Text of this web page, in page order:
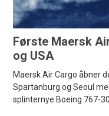
Første Maersk
og USA
Maersk Air Cargo åbner
Spartanburg og Seoul
splinternye Boeing 767-